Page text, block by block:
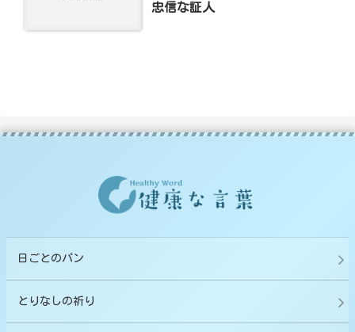
忠信な証人
日ごとのパン
とりなしの祈り